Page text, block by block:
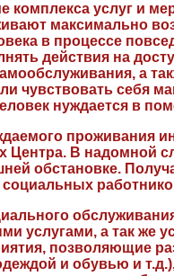
услуг и
максимально
в процессе
действия на
а
чувствовать себя
нуждается в
проживания
В надомной
обстановке.
услугами, а так
позволяющие
и обувью и